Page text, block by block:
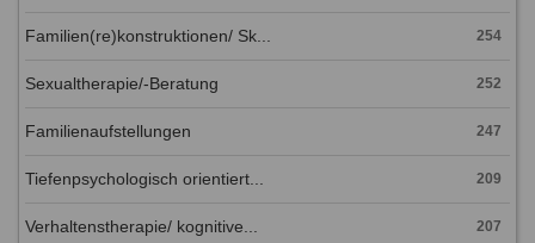
Familien(re)konstruktionen/ Sk... 254
Sexualtherapie/-Beratung 252
Familienaufstellungen 247
Tiefenpsychologisch orientiert... 209
Verhaltenstherapie/ kognitive... 207